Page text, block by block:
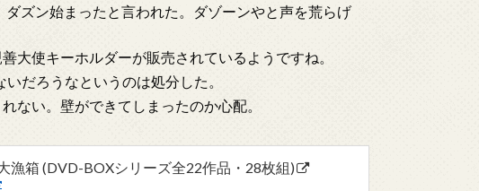
ズン始まったと言われた。ダゾーンやと声を荒らげ
大使キーホルダーが販売されているようですね。
だろうなというのは処分した。
ない。壁ができてしまったのか心配。
漁箱 (DVD-BOXシリーズ全22作品・28枚組)